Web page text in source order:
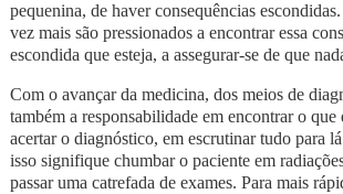
pequenina, de haver consequências
vez mais são pressionados a encontrar essa
escondida que esteja, a assegurar-se de que
Com o avançar da medicina, dos meios de
também a responsabilidade em encontrar o que
acertar o diagnóstico, em escrutinar tudo para
isso signifique chumbar o paciente em
passar uma catrefada de exames. Para mais